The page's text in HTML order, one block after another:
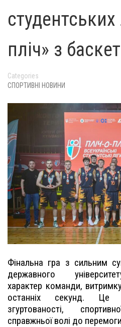
студентських
пліч» з
Categories
СПОРТИВНІ НОВИНИ
Фінальна гра з сильним
державного
характер команди,
останніх секунд. Це
згуртованості,
справжньої волі до